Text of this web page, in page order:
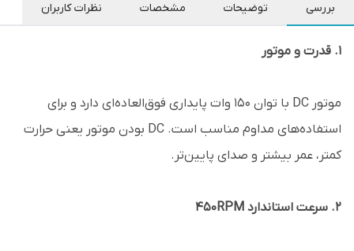
بررسی توضیحات مشخصات نظرات کاربران
1. قدرت و موتور
موتور DC با توان 150 وات پایداری فوق‌العاده‌ای دارد و برای
استفاده‌های مداوم مناسب است. DC بودن موتور یعنی حرارت
کمتر، عمر بیشتر و صدای پایین‌تر.
2. سرعت استاندارد 450RPM